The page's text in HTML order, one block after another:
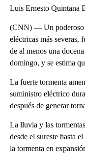
Luis Ernesto Quintana
(CNN) — Un poderoso
eléctricas más severas,
de al menos una
domingo, y se estima
La fuerte tormenta
suministro eléctrico
después de generar
La lluvia y las
desde el sureste hasta
la tormenta en